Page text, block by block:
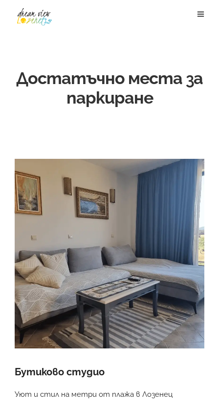
Достатъчно места за
паркиране
Бутиково студио
Уют и стил на метри от плажа в Лозенец